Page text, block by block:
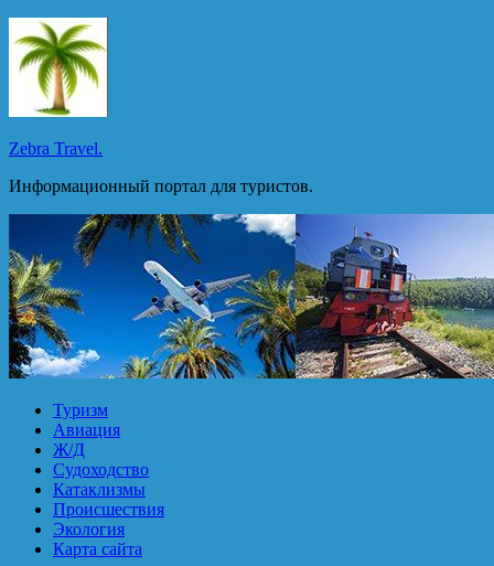
Перейти
к
содержимому
Zebra Travel.
Информационный портал для туристов.
Туризм
Авиация
Ж/Д
Судоходство
Катаклизмы
Происшествия
Экология
Карта сайта